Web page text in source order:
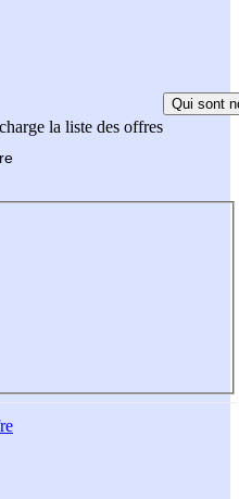
la liste des offres
Qui sont